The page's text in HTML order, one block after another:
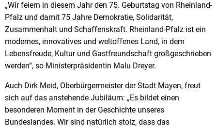
„Wir feiern in diesem Jahr den 75. Geburtstag von Rheinland-
Pfalz und damit 75 Jahre Demokratie, Solidarität,
Zusammenhalt und Schaffenskraft. Rheinland-Pfalz ist ein
modernes, innovatives und weltoffenes Land, in dem
Lebensfreude, Kultur und Gastfreundschaft großgeschrieben
werden“, so Ministerpräsidentin Malu Dreyer.
Auch Dirk Meid, Oberbürgermeister der Stadt Mayen, freut
sich auf das anstehende Jubiläum: „Es bildet einen
besonderen Moment in der Geschichte unseres
Bundeslandes. Wir sind natürlich stolz, dass das